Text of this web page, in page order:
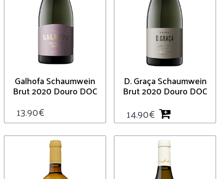
Galhofa Schaumwein
Brut 2020 Douro DOC
13.90€
D. Graça Schaumwein
Brut 2020 Douro DOC
14.90€